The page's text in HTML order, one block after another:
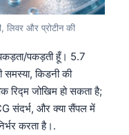
लिवर और प्रोटीन की
पकड़ती हूँ। 5.7
किडनी की
रिद्म जोखिम हो सकता है;
संदर्भ, और क्या सैंपल में
करता है।.